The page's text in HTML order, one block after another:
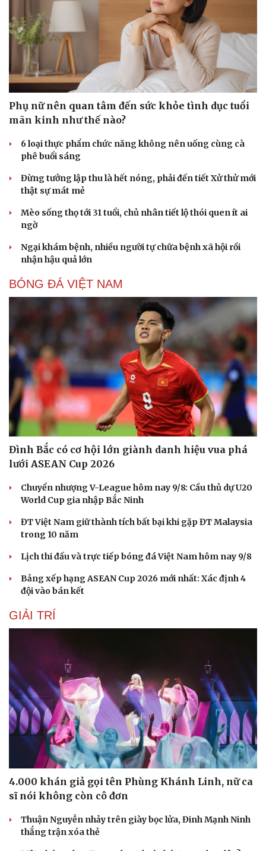
Doanh nghiệp
Thông tin doanh nghiệp
Doanh nghiệp 24h
Doanh nhân
Vì cộng đồng
Công nghệ
Sành điệu
Tin Công nghệ
Trải nghiệm
Chuyển đổi số
Phụ nữ nên quan tâm đến sức khỏe tình dục tuổi
mãn kinh như thế nào?
6 loại thực phẩm chức năng không nên uống cùng cà
phê buổi sáng
Đừng tưởng lập thu là hết nóng, phải đến tiết Xử thử mới
thật sự mát mẻ
Mèo sống thọ tới 31 tuổi, chủ nhân tiết lộ thói quen ít ai
ngờ
Ngại khám bệnh, nhiều người tự chữa bệnh xã hội rồi
nhận hậu quả lớn
BÓNG ĐÁ VIỆT NAM
Đình Bắc có cơ hội lớn giành danh hiệu vua phá
lưới ASEAN Cup 2026
Chuyển nhượng V-League hôm nay 9/8: Cầu thủ dự U20
World Cup gia nhập Bắc Ninh
ĐT Việt Nam giữ thành tích bất bại khi gặp ĐT Malaysia
trong 10 năm
Lịch thi đấu và trực tiếp bóng đá Việt Nam hôm nay 9/8
Bảng xếp hạng ASEAN Cup 2026 mới nhất: Xác định 4
đội vào bán kết
GIẢI TRÍ
4.000 khán giả gọi tên Phùng Khánh Linh, nữ ca
sĩ nói không còn cô đơn
Thuận Nguyễn nhảy trên giày bọc lửa, Đinh Mạnh Ninh
thắng trận xóa thẻ